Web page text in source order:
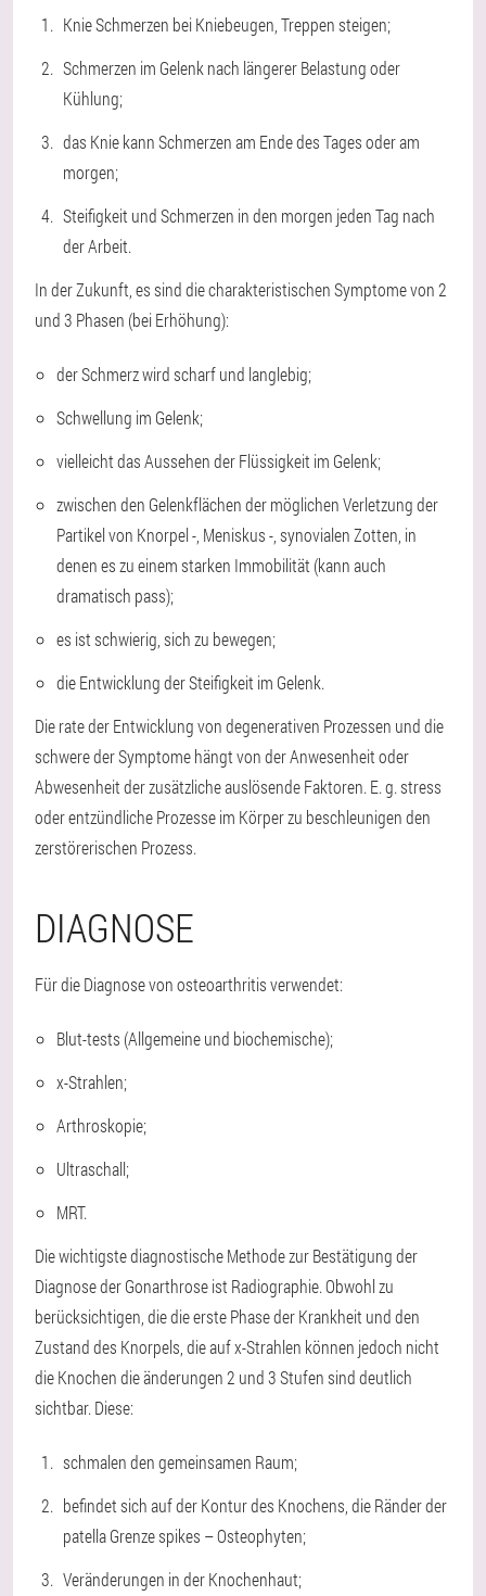
Knie Schmerzen bei Kniebeugen, Treppen steigen;
Schmerzen im Gelenk nach längerer Belastung oder
Kühlung;
das Knie kann Schmerzen am Ende des Tages oder am
morgen;
Steifigkeit und Schmerzen in den morgen jeden Tag nach
der Arbeit.
In der Zukunft, es sind die charakteristischen Symptome von 2
und 3 Phasen (bei Erhöhung):
der Schmerz wird scharf und langlebig;
Schwellung im Gelenk;
vielleicht das Aussehen der Flüssigkeit im Gelenk;
zwischen den Gelenkflächen der möglichen Verletzung der
Partikel von Knorpel -, Meniskus -, synovialen Zotten, in
denen es zu einem starken Immobilität (kann auch
dramatisch pass);
es ist schwierig, sich zu bewegen;
die Entwicklung der Steifigkeit im Gelenk.
Die rate der Entwicklung von degenerativen Prozessen und die
schwere der Symptome hängt von der Anwesenheit oder
Abwesenheit der zusätzliche auslösende Faktoren. E. g. stress
oder entzündliche Prozesse im Körper zu beschleunigen den
zerstörerischen Prozess.
DIAGNOSE
Für die Diagnose von osteoarthritis verwendet:
Blut-tests (Allgemeine und biochemische);
x-Strahlen;
Arthroskopie;
Ultraschall;
MRT.
Die wichtigste diagnostische Methode zur Bestätigung der
Diagnose der Gonarthrose ist Radiographie. Obwohl zu
berücksichtigen, die die erste Phase der Krankheit und den
Zustand des Knorpels, die auf x-Strahlen können jedoch nicht
die Knochen die änderungen 2 und 3 Stufen sind deutlich
sichtbar. Diese:
schmalen den gemeinsamen Raum;
befindet sich auf der Kontur des Knochens, die Ränder der
patella Grenze spikes – Osteophyten;
Veränderungen in der Knochenhaut;